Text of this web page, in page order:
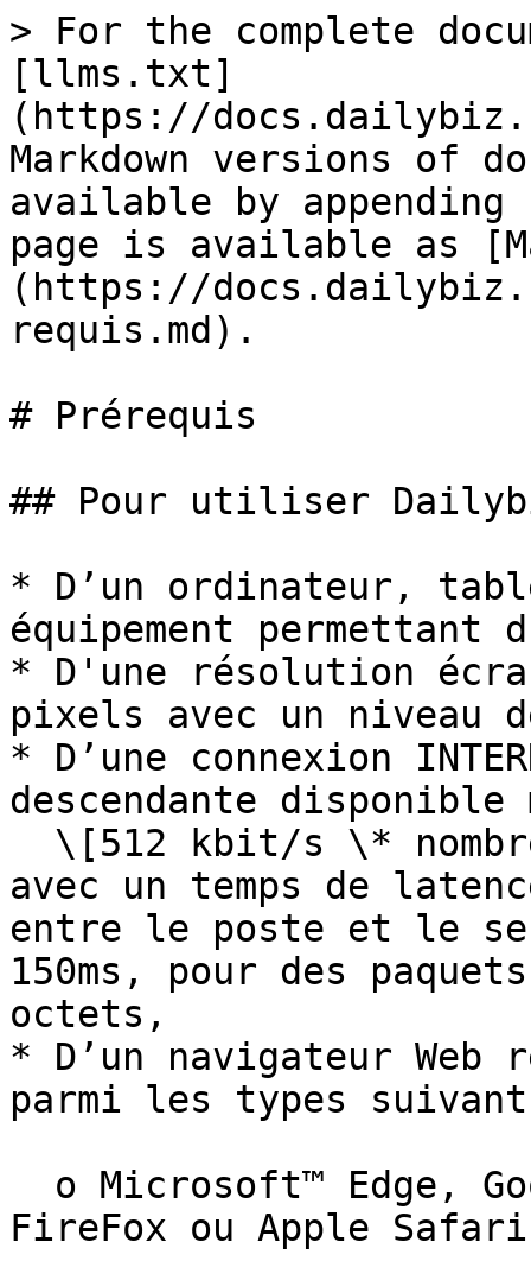
> For the complete
[llms.txt]
(https://
Markdown versions of
available by
page is available as
(https://
requis.md).
# Prérequis
## Pour utiliser
* D’un ordinateur,
équipement permettant
* D'une résolution
pixels avec un niveau de
* D’une connexion
descendante disponible
avec un temps de
entre le poste et le
150ms, pour des
octets,
* D’un navigateur Web
parmi les types
FireFox ou Apple